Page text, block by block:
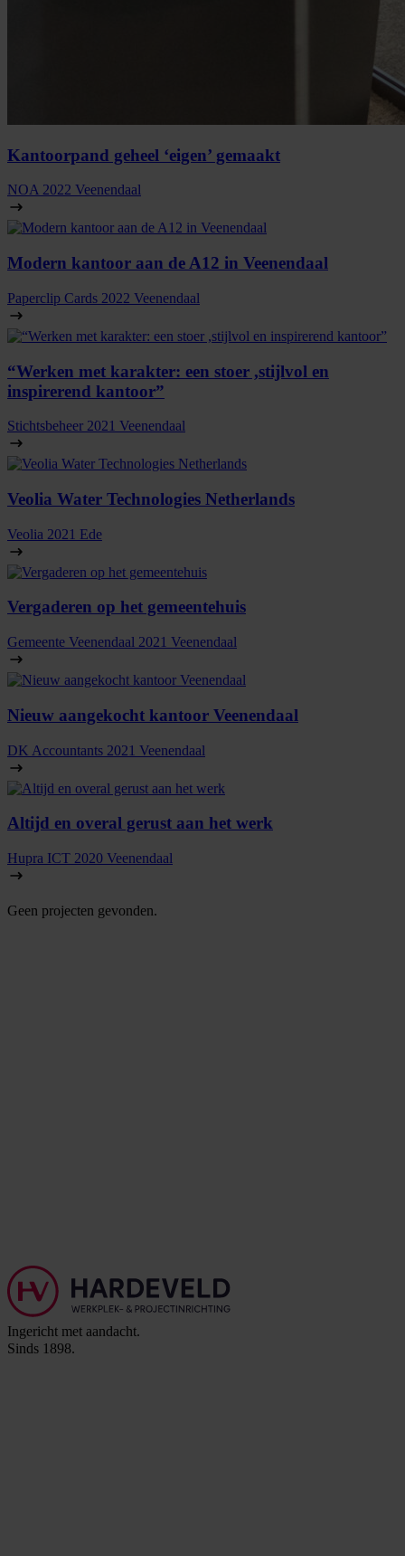
Kantoorpand geheel ‘eigen’ gemaakt
NOA 2022 Veenendaal
Modern kantoor aan de A12 in Veenendaal
Paperclip Cards 2022 Veenendaal
“Werken met karakter: een stoer ,stijlvol en
inspirerend kantoor”
Stichtsbeheer 2021 Veenendaal
Veolia Water Technologies Netherlands
Veolia 2021 Ede
Vergaderen op het gemeentehuis
Gemeente Veenendaal 2021 Veenendaal
Nieuw aangekocht kantoor Veenendaal
DK Accountants 2021 Veenendaal
Altijd en overal gerust aan het werk
Hupra ICT 2020 Veenendaal
Geen projecten gevonden.
Ingericht met aandacht.
Sinds 1898.